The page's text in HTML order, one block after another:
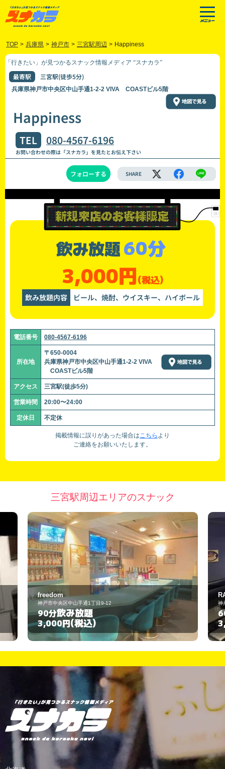
TOP > 兵庫県 > 神戸市 > 三宮駅周辺 > Happiness
「行きたい」が見つかるスナック情報メディア “スナカラ”
最寄駅 三宮駅(徒歩5分)
兵庫県神戸市中央区中山手通1-2-2 VIVA COASTビル5階
Happiness
TEL 080-4567-6196
お問い合わせの際は「スナカラ」を見たとお伝え下さい
フォローする SHARE
飲み放題60分
3,000円(税込)
飲み放題内容 ビール、焼酎、ウイスキー、ハイボール
電話番号 080-4567-6196
所在地
〒650-0004
兵庫県神戸市中央区中山手通1-2-2 VIVA
COASTビル5階
アクセス 三宮駅(徒歩5分)
営業時間 20:00〜24:00
定休日 不定休
掲載情報に誤りがあった場合はこちら より
ご連絡をお願いいたします。
三宮駅周辺エリアのスナック
神戸市中央区中山手通1-6-2
60分 飲み放題
3,000円 (税込)